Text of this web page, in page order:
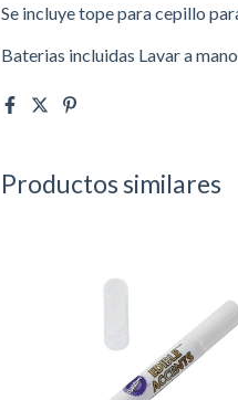
Se incluye tope para cepillo
Baterias incluidas Lavar a
Productos similares